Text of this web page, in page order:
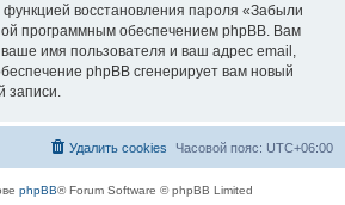
функцией восстановления пароля «Забыли
программным обеспечением phpBB. Вам
имя пользователя и ваш адрес email,
phpBB сгенерирует вам новый
записи.
Часовой пояс: UTC+06:00
Удалить cookies
phpBB® Forum Software © phpBB Limited